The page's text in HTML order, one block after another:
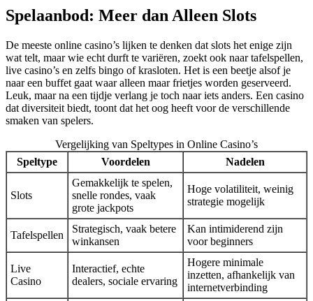
Spelaanbod: Meer dan Alleen Slots
De meeste online casino’s lijken te denken dat slots het enige zijn
wat telt, maar wie echt durft te variëren, zoekt ook naar tafelspellen,
live casino’s en zelfs bingo of krasloten. Het is een beetje alsof je
naar een buffet gaat waar alleen maar frietjes worden geserveerd.
Leuk, maar na een tijdje verlang je toch naar iets anders. Een casino
dat diversiteit biedt, toont dat het oog heeft voor de verschillende
smaken van spelers.
Vergelijking van Speltypes in Online Casino’s
Speltype
Voordelen Nadelen
Slots
Gemakkelijk te spelen,
snelle rondes, vaak
grote jackpots
Hoge volatiliteit, weinig
strategie mogelijk
Tafelspellen
Strategisch, vaak betere
winkansen
Kan intimiderend zijn
voor beginners
Live
Casino
Interactief, echte
dealers, sociale ervaring
Hogere minimale
inzetten, afhankelijk van
internetverbinding